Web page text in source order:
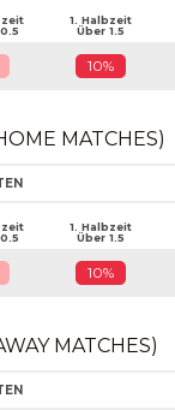
1. Halbzeit
Über 1.5
10%
MATCHES)
1. Halbzeit
Über 1.5
10%
MATCHES)